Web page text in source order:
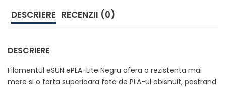
DESCRIERE RECENZII (0)
DESCRIERE
Filamentul eSUN ePLA-Lite Negru ofera o rezistenta mai
mare si o forta superioara fata de PLA-ul obisnuit, pastrand